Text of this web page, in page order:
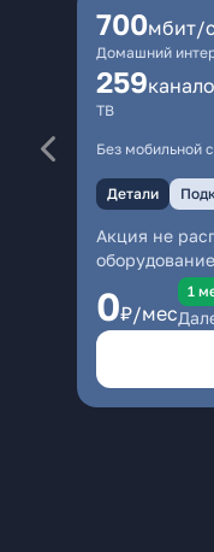
700мбит/
Домашний
259
ТВ
Без мобильной
Детали
Акция не
оборудование
0₽/мес
1